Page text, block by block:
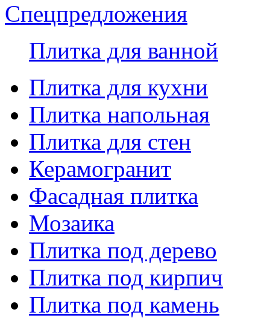
Спецпредложения
Плитка для ванной
Плитка для кухни
Плитка напольная
Плитка для стен
Керамогранит
Фасадная плитка
Мозаика
Плитка под дерево
Плитка под кирпич
Плитка под камень